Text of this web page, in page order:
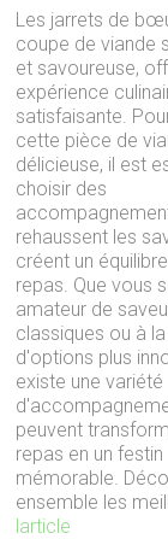
Les jarrets de
coupe de viande
et savoureuse,
expérience
satisfaisante.
cette pièce de
délicieuse, il est
choisir des
rehaussent les
créent un
repas. Que vous
amateur de
classiques ou à
d'options plus
existe une variété
peuvent
repas en un festin
mémorable.
ensemble les
larticle